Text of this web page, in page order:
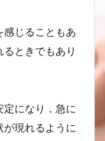
感じることもあ
るときでもあり
になり，急に
が現れるように